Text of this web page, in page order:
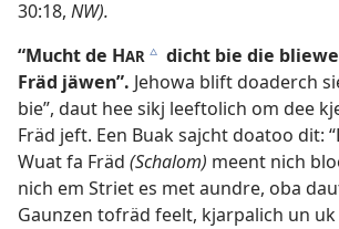
30:18, NW).
“Mucht de HAR c dicht bie die
Fräd jäwen”. Jehowa blift doaderch
bie”, daut hee sikj leeftolich om dee
Fräd jeft. Een Buak sajcht doatoo dit:
Wuat fa Fräd (Schalom) meent nich
nich em Striet es met aundre, oba
Gaunzen tofräd feelt, kjarpalich un uk